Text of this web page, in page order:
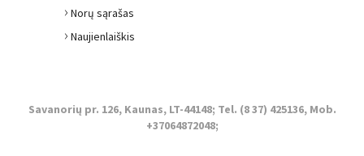
› Norų sąrašas
› Naujienlaiškis
Savanorių pr. 126, Kaunas, LT-44148; Tel. (8 37) 425136, Mob.
+37064872048;